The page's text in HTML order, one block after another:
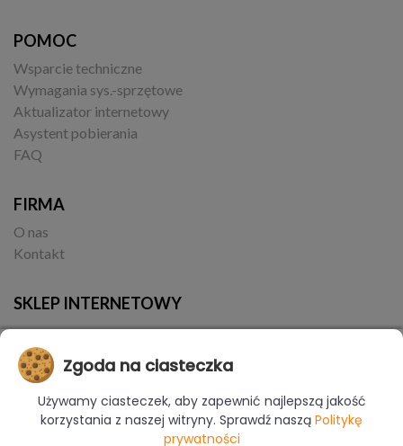
POMOC
Wsparcie techniczne
Wymagania sys.-sprzętowe
Aktualizator internetowy
Asystent pobierania
FAQ
FIRMA
O nas
Kontakt
SKLEP INTERNETOWY
Zgoda na ciasteczka
Używamy ciasteczek, aby zapewnić najlepszą jakość
korzystania z naszej witryny. Sprawdź naszą Politykę
prywatności